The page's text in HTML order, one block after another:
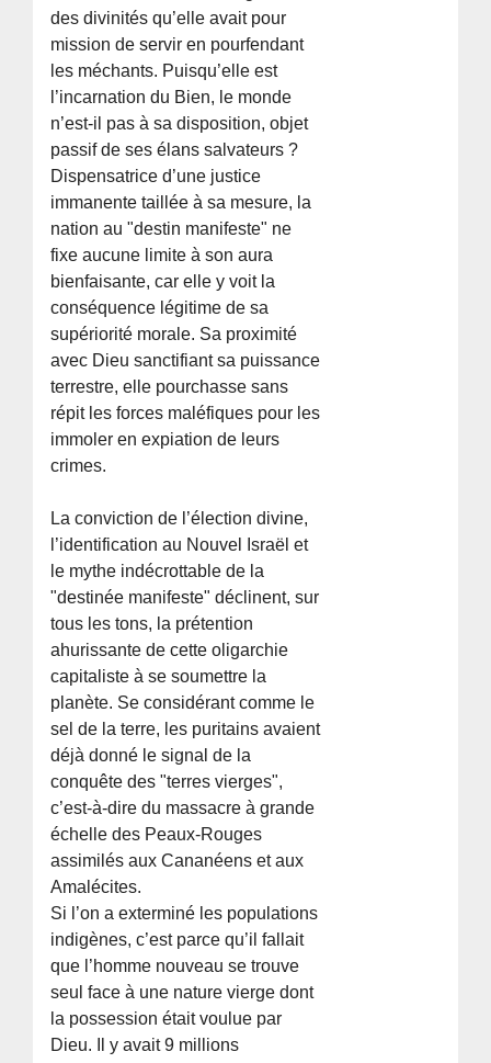
des divinités qu’elle avait pour
mission de servir en pourfendant
les méchants. Puisqu’elle est
l’incarnation du Bien, le monde
n’est-il pas à sa disposition, objet
passif de ses élans salvateurs ?
Dispensatrice d’une justice
immanente taillée à sa mesure, la
nation au "destin manifeste" ne
fixe aucune limite à son aura
bienfaisante, car elle y voit la
conséquence légitime de sa
supériorité morale. Sa proximité
avec Dieu sanctifiant sa puissance
terrestre, elle pourchasse sans
répit les forces maléfiques pour les
immoler en expiation de leurs
crimes.
La conviction de l’élection divine,
l’identification au Nouvel Israël et
le mythe indécrottable de la
"destinée manifeste" déclinent, sur
tous les tons, la prétention
ahurissante de cette oligarchie
capitaliste à se soumettre la
planète. Se considérant comme le
sel de la terre, les puritains avaient
déjà donné le signal de la
conquête des "terres vierges",
c’est-à-dire du massacre à grande
échelle des Peaux-Rouges
assimilés aux Cananéens et aux
Amalécites.
Si l’on a exterminé les populations
indigènes, c’est parce qu’il fallait
que l’homme nouveau se trouve
seul face à une nature vierge dont
la possession était voulue par
Dieu. Il y avait 9 millions